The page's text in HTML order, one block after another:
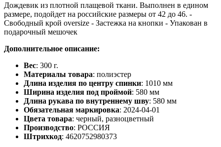
Дождевик из плотной плащевой ткани. Выполнен в едином
размере, подойдет на российские размеры от 42 до 46. -
Свободный крой oversize - Застежка на кнопки - Упакован в
подарочный мешочек
Дополнительное описание:
Вес: 300 г.
Материалы товара: полиэстер
Длина изделия по центру спинки: 1010 мм
Ширина изделия под проймой: 580 мм
Длина рукава по внутреннему шву: 580 мм
Обязательная маркировка: 2024-04-01
Цвета товара: черный, разноцветный
Производство: РОССИЯ
Штрихкод: 4620752980373